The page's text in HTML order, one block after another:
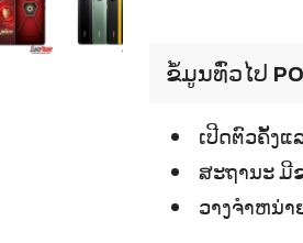
ຂໍ້ມູນທົ່ວໄປ
ເປີດຕົວຄັ້ງແ
ສະຖານະ ມີ
ວາງຈຳຫນ່າ